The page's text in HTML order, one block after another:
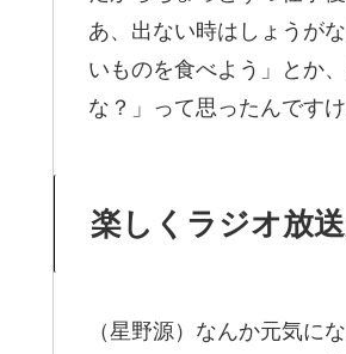
あ、出ない時はしょうが
いものを食べよう」とか
な？」って思ったんです
楽しくラジオ放
（星野源）なんか元気に